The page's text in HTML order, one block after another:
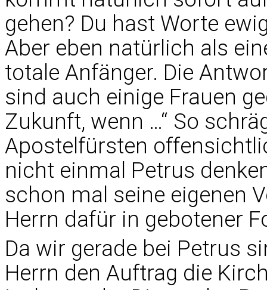
gehen? Du hast Worte
Aber eben natürlich als
totale Anfänger. Die
sind auch einige Frauen
Zukunft, wenn …“ So
Apostelfürsten
nicht einmal Petrus
schon mal seine eigenen
Herrn dafür in gebotener
Da wir gerade bei Petrus
Herrn den Auftrag die